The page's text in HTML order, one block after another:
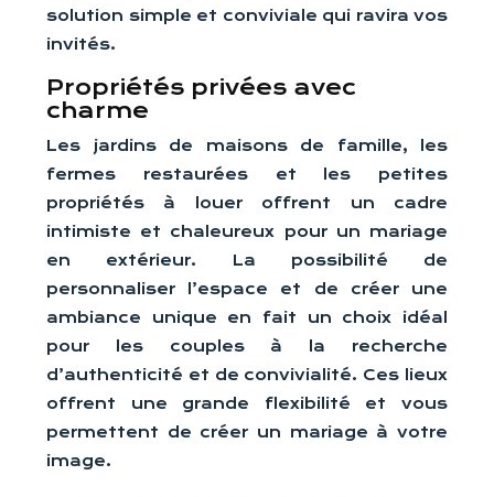
solution simple et conviviale qui ravira vos
invités.
Propriétés privées avec
charme
Les jardins de maisons de famille, les
fermes restaurées et les petites
propriétés à louer offrent un cadre
intimiste et chaleureux pour un mariage
en extérieur. La possibilité de
personnaliser l’espace et de créer une
ambiance unique en fait un choix idéal
pour les couples à la recherche
d’authenticité et de convivialité. Ces lieux
offrent une grande flexibilité et vous
permettent de créer un mariage à votre
image.